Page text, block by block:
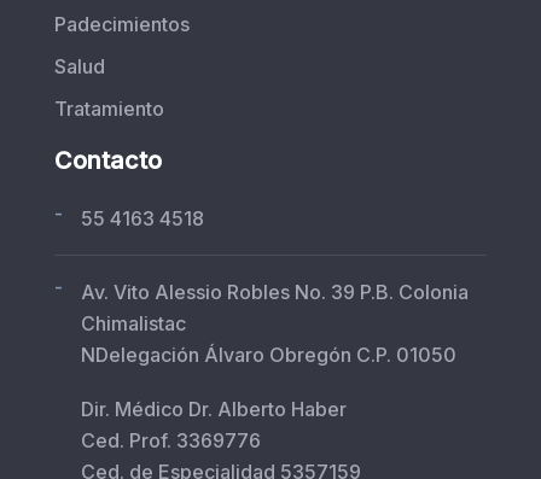
Padecimientos
Salud
Tratamiento
Contacto
- 55 4163 4518
-
Av. Vito Alessio Robles No. 39 P.B. Colonia
Chimalistac
NDelegación Álvaro Obregón C.P. 01050
Dir. Médico Dr. Alberto Haber
Ced. Prof. 3369776
Ced. de Especialidad 5357159